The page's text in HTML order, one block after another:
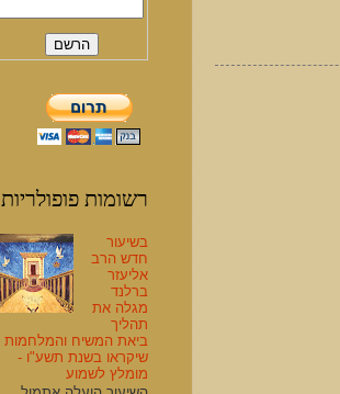
רשומות פופולריות
בשיעור
חדש הרב
אליעזר
ברלנד
מגלה את
תהליך
ביאת המשיח והמלחמות
שיקראו בשנת תשע"ו -
מומלץ לשמוע